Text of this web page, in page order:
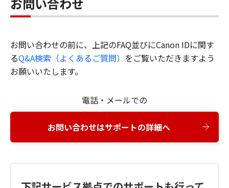
お問い合わせの前に、上記のFAQ並びにCanon IDに関す
るQ&A検索（よくあるご質問） をご覧いただきますよう
お願いいたします。
電話・メールでの
お問い合わせはサポートの詳細へ